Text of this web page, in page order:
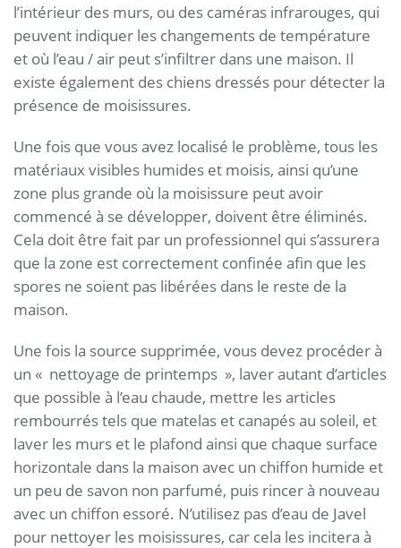
l’intérieur des murs, ou des caméras infrarouges, qui
peuvent indiquer les changements de température
et où l’eau / air peut s’infiltrer dans une maison. Il
existe également des chiens dressés pour détecter la
présence de moisissures.
Une fois que vous avez localisé le problème, tous les
matériaux visibles humides et moisis, ainsi qu’une
zone plus grande où la moisissure peut avoir
commencé à se développer, doivent être éliminés.
Cela doit être fait par un professionnel qui s’assurera
que la zone est correctement confinée afin que les
spores ne soient pas libérées dans le reste de la
maison.
Une fois la source supprimée, vous devez procéder à
un « nettoyage de printemps », laver autant d’articles
que possible à l’eau chaude, mettre les articles
rembourrés tels que matelas et canapés au soleil, et
laver les murs et le plafond ainsi que chaque surface
horizontale dans la maison avec un chiffon humide et
un peu de savon non parfumé, puis rincer à nouveau
avec un chiffon essoré. N’utilisez pas d’eau de Javel
pour nettoyer les moisissures, car cela les incitera à